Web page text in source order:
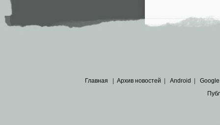
Главная | Архив новостей | Android | Google